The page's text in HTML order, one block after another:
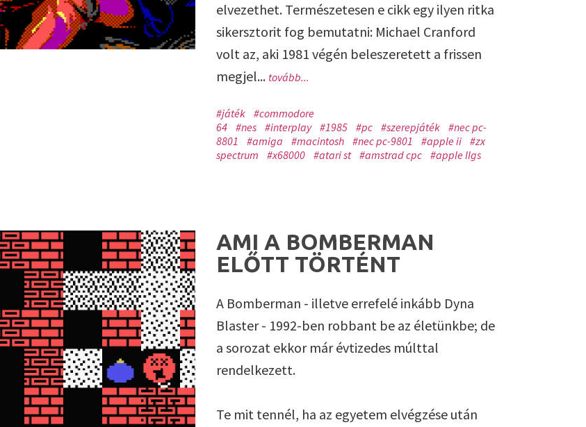
elvezethet. Természetesen e cikk egy ilyen ritka
sikersztorit fog bemutatni: Michael Cranford
volt az, aki 1981 végén beleszeretett a frissen
megjel... tovább...
#játék #commodore
64 #nes #interplay #1985 #pc #szerepjáték #nec pc-
8801
#amiga #macintosh #nec pc-9801 #apple ii #zx
spectrum
#x68000 #atari st #amstrad cpc #apple IIgs
AMI A BOMBERMAN
ELŐTT TÖRTÉNT
A Bomberman - illetve errefelé inkább Dyna
Blaster - 1992-ben robbant be az életünkbe; de
a sorozat ekkor már évtizedes múlttal
rendelkezett.
Te mit tennél, ha az egyetem elvégzése után